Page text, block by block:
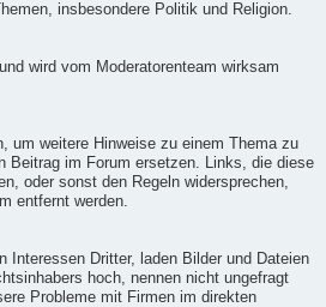
insbesondere Politik und Religion.
wird vom Moderatorenteam wirksam
um weitere Hinweise zu einem Thema zu
Beitrag im Forum ersetzen. Links, die diese
oder sonst den Regeln widersprechen,
entfernt werden.
Interessen Dritter, laden Bilder und Dateien
hoch, nennen nicht ungefragt
Probleme mit Firmen im direkten